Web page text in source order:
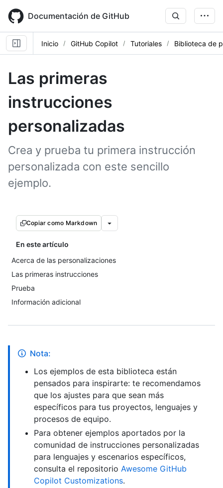
main
content
Documentación de GitHub
Inicio GitHub Copilot Tutoriales Biblioteca de
Las primeras
instrucciones
personalizadas
Crea y prueba tu primera instrucción
personalizada con este sencillo
ejemplo.
Copiar como Markdown
En este artículo
Acerca de las personalizaciones
Las primeras instrucciones
Prueba
Información adicional
Nota:
Los ejemplos de esta biblioteca están
pensados para inspirarte: te recomendamos
que los ajustes para que sean más
específicos para tus proyectos, lenguajes y
procesos de equipo.
Para obtener ejemplos aportados por la
comunidad de instrucciones personalizadas
para lenguajes y escenarios específicos,
consulta el repositorio Awesome GitHub
Copilot Customizations.